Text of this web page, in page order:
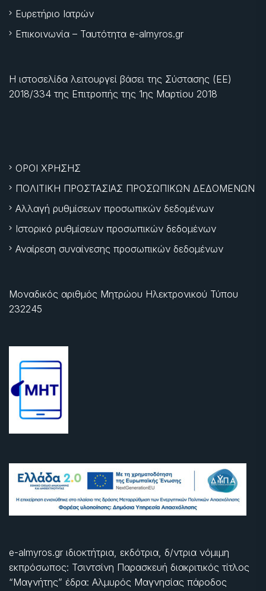
Ευρετήριο Ιατρών
Επικοινωνία – Ταυτότητα e-almyros.gr
Η ιστοσελίδα λειτουργεί βάσει της Σύστασης (ΕΕ)
2018/334 της Επιτροπής της 1ης Μαρτίου 2018
ΟΡΟΙ ΧΡΗΣΗΣ
ΠΟΛΙΤΙΚΗ ΠΡΟΣΤΑΣΙΑΣ ΠΡΟΣΩΠΙΚΩΝ ΔΕΔΟΜΕΝΩΝ
Αλλαγή ρυθμίσεων προσωπικών δεδομένων
Ιστορικό ρυθμίσεων προσωπικών δεδομένων
Αναίρεση συναίνεσης προσωπικών δεδομένων
Μοναδικός αριθμός Μητρώου Ηλεκτρονικού Τύπου
232245
e-almyros.gr ιδιοκτήτρια, εκδότρια, δ/ντρια νόμιμη
εκπρόσωπος: Τσιντσίνη Παρασκευή διακριτικός τίτλος
“Μαγνήτης” έδρα: Αλμυρός Μαγνησίας πάροδος